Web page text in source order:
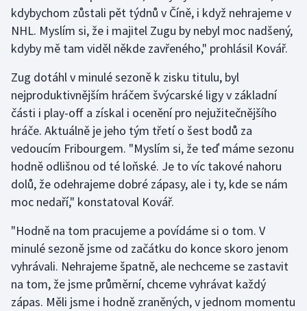
Short track
Sportovní střelba
Stolní tenis
Triatlon
Veslování
Vodní slalom
Volejbal
Ostatní
kdybychom zůstali pět týdnů v Číně, i když nehrajeme v
NHL. Myslím si, že i majitel Zugu by nebyl moc nadšený,
kdyby mě tam viděl někde zavřeného," prohlásil Kovář.
Zug dotáhl v minulé sezoně k zisku titulu, byl
nejproduktivnějším hráčem švýcarské ligy v základní
části i play-off a získal i ocenění pro nejužitečnějšího
hráče. Aktuálně je jeho tým třetí o šest bodů za
vedoucím Fribourgem. "Myslím si, že teď máme sezonu
hodně odlišnou od té loňské. Je to víc takové nahoru
dolů, že odehrajeme dobré zápasy, ale i ty, kde se nám
moc nedaří," konstatoval Kovář.
"Hodně na tom pracujeme a povídáme si o tom. V
minulé sezoně jsme od začátku do konce skoro jenom
vyhrávali. Nehrajeme špatně, ale nechceme se zastavit
na tom, že jsme průměrní, chceme vyhrávat každý
zápas. Měli jsme i hodně zraněných, v jednom momentu